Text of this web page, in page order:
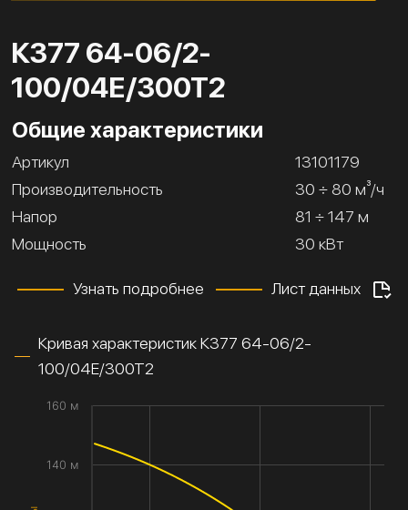
К377 64-06/2-
100/04Е/300Т2
Общие характеристики
Артикул
13101179
Производительность
30 ÷ 80 м³/ч
Напор
81 ÷ 147 м
Мощность
30 кВт
Узнать подробнее Лист данных
Кривая характеристик К377 64-06/2-
100/04Е/300Т2
140 м
160 м